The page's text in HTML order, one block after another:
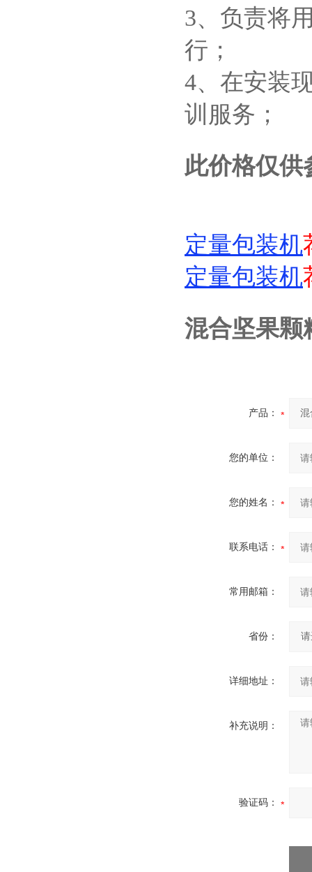
3、负责将
行；
4、在安装
训服务；
此价格仅供
定量包装机
定量包装机
混合坚果颗
产品：
您的单位：
您的姓名：
联系电话：
常用邮箱：
省份：
详细地址：
补充说明：
验证码：